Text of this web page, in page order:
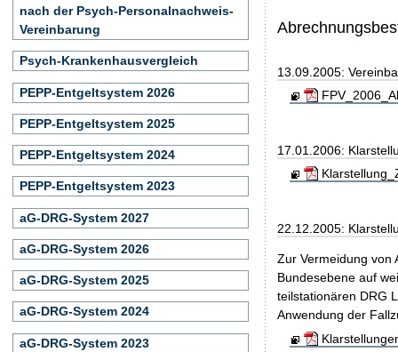
13.09.2005:
17.01.2006:
22.12.2005:
Zur Vermeidung von
Bundesebene auf
teilstationären DRG
Anwendung der
nach der Psych-Personalnachweis-
Vereinbarung
Psych-Krankenhausvergleich
PEPP-Entgeltsystem 2026
PEPP-Entgeltsystem 2025
PEPP-Entgeltsystem 2024
PEPP-Entgeltsystem 2023
aG-DRG-System 2027
aG-DRG-System 2026
aG-DRG-System 2025
aG-DRG-System 2024
aG-DRG-System 2023